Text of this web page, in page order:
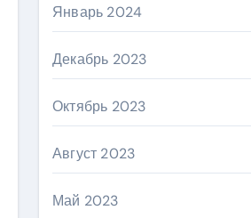
Январь 2024
Декабрь 2023
Октябрь 2023
Август 2023
Май 2023